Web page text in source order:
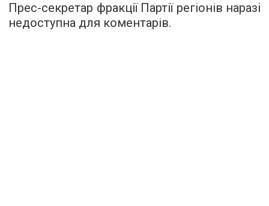
Прес-секретар фракції Партії регіонів наразі
недоступна для коментарів.